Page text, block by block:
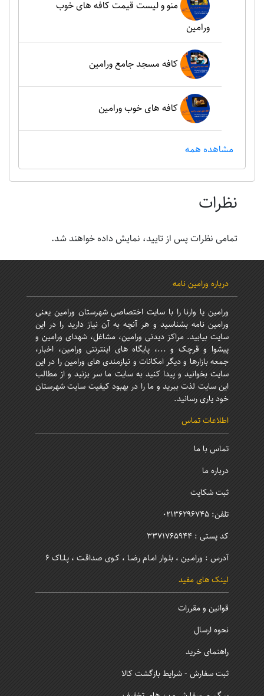
منو و لیست قیمت کافه های خوب
ورامین
کافه مسجد جامع ورامین
کافه های خوب ورامین
مشاهده همه
نظرات
تمامی نظرات پس از تایید، نمایش داده خواهند شد.
درباره ورامین نامه
ورامین یا وارنا را با سایت اختصاصی شهرستان ورامین یعنی
ورامین نامه بشناسید و هر آنچه به آن نیاز دارید را در این
سایت بیابید. مراکز دیدنی ورامین، مشاغل، شهدای ورامین و
پیشوا و قرچک و ...، پایگاه های اینترنتی ورامین، اخبار،
جمعه بازارها و دیگر امکانات و نیازمندی های ورامین را در این
سایت بخوانید و پیدا کنید به سایت ما سر بزنید و از مطالب
این سایت لذت ببرید و ما را در بهبود کیفیت سایت شهرستان
خود یاری رسانید.
اطلاعات تماس
تماس با ما
درباره ما
ثبت شکایت
تلفن: 02136296745
کد پستی : 3371765944
آدرس : ورامـین ، بلـوار امـام رضـا ، کـوی صداقـت ، پـلـاک 6
لینک های مفید
قوانین و مقررات
نحوه ارسال
راهنمای خرید
ثبت سفارش - شرایط بازگشت کالا